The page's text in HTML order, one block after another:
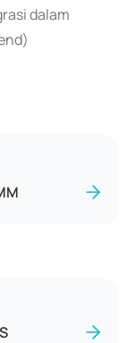
dalam